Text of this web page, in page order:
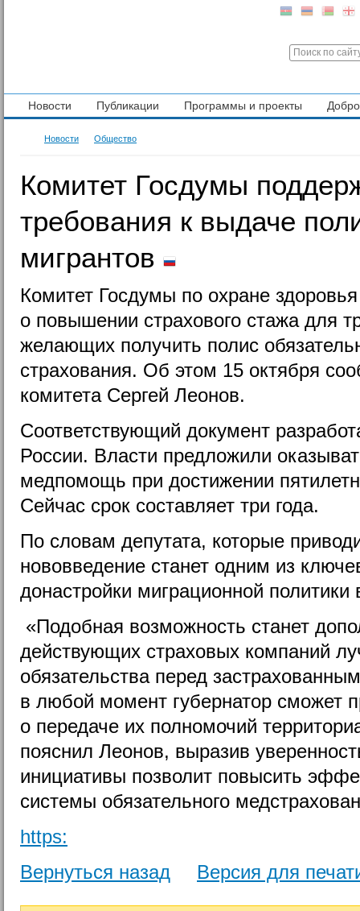
Новости Публикации Программы и проекты
Новости Общество
Комитет Госдумы
требования к выдаче
мигрантов
Комитет Госдумы по охране
о повышении страхового стажа для
желающих получить полис
страхования. Об этом 15 октября
комитета Сергей Леонов.
Соответствующий документ
России. Власти предложили
медпомощь при достижении
Сейчас срок составляет три года.
По словам депутата, которые
нововведение станет одним из
донастройки миграционной политики
«Подобная возможность станет
действующих страховых компаний
обязательства перед
в любой момент губернатор сможет
о передаче их полномочий
пояснил Леонов, выразив
инициативы позволит повысить
системы обязательного
https:
Вернуться назад
Версия для